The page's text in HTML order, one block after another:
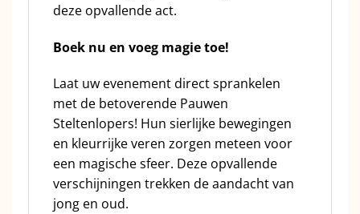
deze opvallende act.
Boek nu en voeg magie toe!
Laat uw evenement direct sprankelen
met de betoverende Pauwen
Steltenlopers! Hun sierlijke bewegingen
en kleurrijke veren zorgen meteen voor
een magische sfeer. Deze opvallende
verschijningen trekken de aandacht van
jong en oud.